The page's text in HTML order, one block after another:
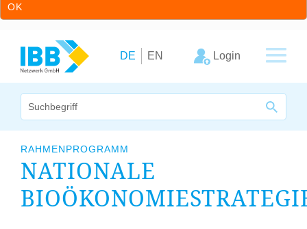
OK
DE EN Login
Unternehmen
Cluster
RAHMENPROGRAMM
NATIONALE